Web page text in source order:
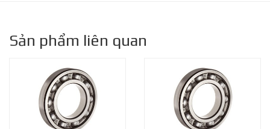
Sản phẩm liên quan